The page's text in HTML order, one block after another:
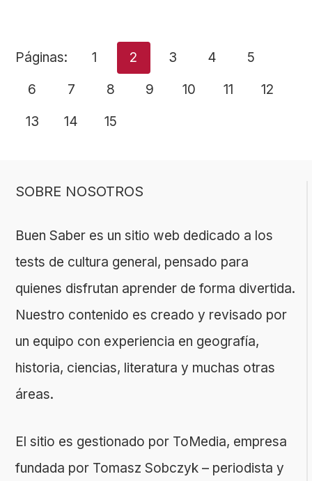
Páginas: 1 2 3 4
5
6
7 8 9 10 11
12
13
14 15
SOBRE NOSOTROS
Buen Saber es un sitio web dedicado a los
tests de cultura general, pensado para
quienes disfrutan aprender de forma divertida.
Nuestro contenido es creado y revisado por
un equipo con experiencia en geografía,
historia, ciencias, literatura y muchas otras
áreas.
El sitio es gestionado por ToMedia, empresa
fundada por Tomasz Sobczyk – periodista y